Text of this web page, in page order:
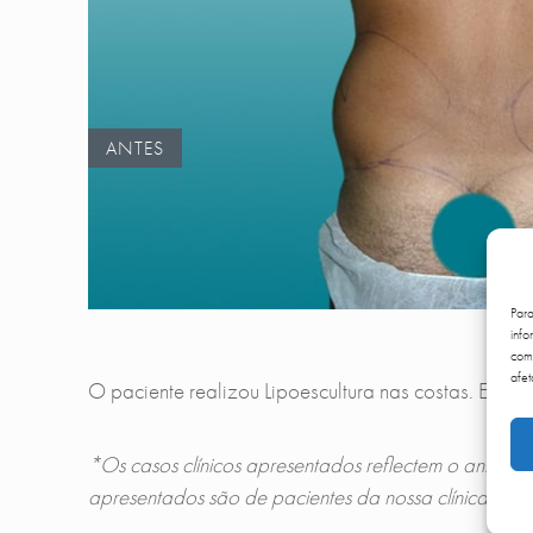
ANTES
O paciente realizou Lipoescultura nas costas. Esta
*Os casos clínicos apresentados reflectem o antes
apresentados são de pacientes da nossa clínica que